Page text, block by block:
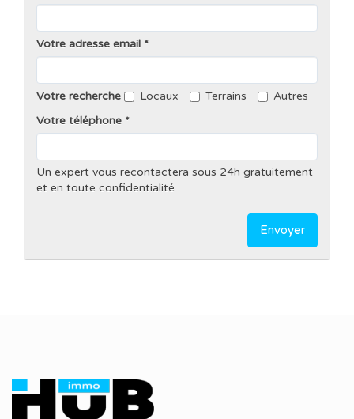
Votre adresse email
Votre recherche Locaux Terrains
Autres
Votre téléphone
Un expert vous recontactera sous 24h gratuitement
et en toute confidentialité
Envoyer